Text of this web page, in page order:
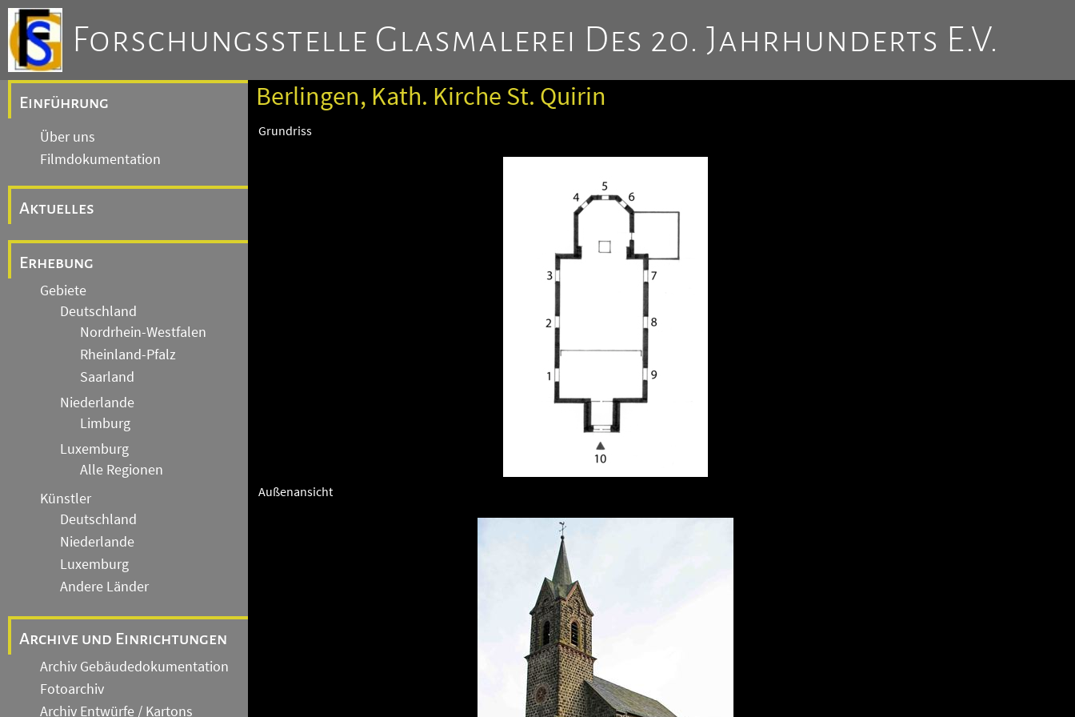
Forschungsstelle Glasmalerei Des 20. Jahrhunderts E.V.
Einführung
Über uns
Filmdokumentation
Aktuelles
Erhebung
Gebiete
Deutschland
Nordrhein-Westfalen
Rheinland-Pfalz
Saarland
Niederlande
Limburg
Luxemburg
Alle Regionen
Künstler
Deutschland
Niederlande
Luxemburg
Andere Länder
Archive und Einrichtungen
Archiv Gebäudedokumentation
Fotoarchiv
Archiv Entwürfe / Kartons
Berlingen, Kath. Kirche St. Quirin
Grundriss
Außenansicht